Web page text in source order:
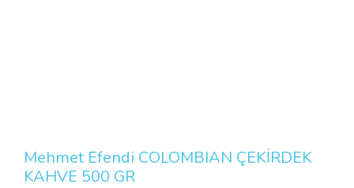
Mehmet Efendi COLOMBIAN ÇEKİRDEK
KAHVE 500 GR